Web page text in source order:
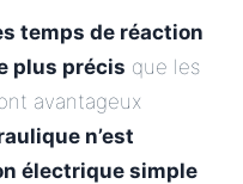
temps de réaction
plus précis que les
avantageux
n’est
électrique simple